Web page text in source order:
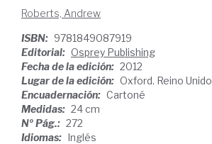
Roberts, Andrew
ISBN: 9781849087919
Editorial: Osprey Publishing
Fecha de la edición: 2012
Lugar de la edición: Oxford. Reino Unido
Encuadernación: Cartoné
Medidas: 24 cm
Nº Pág.: 272
Idiomas: Inglés